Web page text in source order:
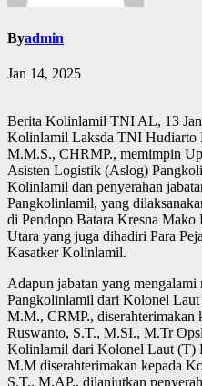
Byadmin
Jan 14, 2025
Berita Kolinlamil TNI AL, 13
Kolinlamil Laksda TNI
M.M.S., CHRMP., memimpin
Asisten Logistik (Aslog)
Kolinlamil dan penyerahan
Pangkolinlamil, yang
di Pendopo Batara Kresna
Utara yang juga dihadiri Para
Kasatker Kolinlamil.
Adapun jabatan yang
Pangkolinlamil dari Kolonel
M.M., CRMP.,
Ruswanto, S.T., M.SI., M.Tr
Kolinlamil dari Kolonel Laut (T)
M.M diserahterimakan kepada
S.T., M.AP., dilanjutkan